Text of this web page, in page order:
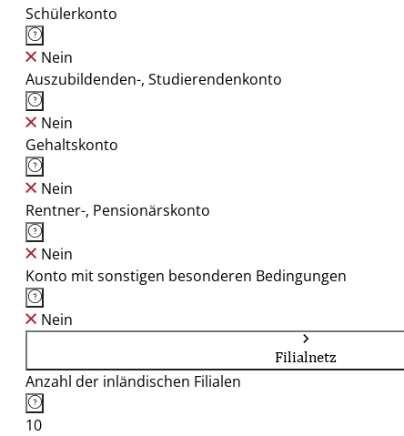
Schülerkonto
Nein
Auszubildenden-, Studierendenkonto
Nein
Gehaltskonto
Nein
Rentner-, Pensionärskonto
Nein
Konto mit sonstigen besonderen Bedingungen
Nein
Filialnetz
Anzahl der inländischen Filialen
10